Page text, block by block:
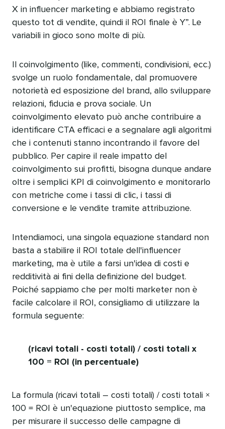
X in influencer marketing e abbiamo registrato
questo tot di vendite, quindi il ROI finale è Y”. Le
variabili in gioco sono molte di più.​​
Il coinvolgimento (like, commenti, condivisioni, ecc.)
svolge un ruolo fondamentale, dal promuovere
notorietà ed esposizione del brand, allo sviluppare
relazioni, fiducia e prova sociale. Un
coinvolgimento elevato può anche contribuire a
identificare CTA efficaci e a segnalare agli algoritmi
che i contenuti stanno incontrando il favore del
pubblico. Per capire il reale impatto del
coinvolgimento sui profitti, bisogna dunque andare
oltre i semplici KPI di coinvolgimento e monitorarlo
con metriche come i tassi di clic, i tassi di
conversione e le vendite tramite attribuzione.​​
Intendiamoci, una singola equazione standard non
basta a stabilire il ROI totale dell'influencer
marketing, ma è utile a farsi un'idea di costi e
redditività ai fini della definizione del budget.
Poiché sappiamo che per molti marketer non è
facile calcolare il ROI, consigliamo di utilizzare la
formula seguente:​​
(ricavi totali - costi totali) / costi totali x
100 = ROI (in percentuale)​​
La formula (ricavi totali – costi totali) / costi totali ×
100 = ROI è un'equazione piuttosto semplice, ma
per misurare il successo delle campagne di